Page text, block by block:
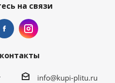
на связи
info@kupi-plitu.ru